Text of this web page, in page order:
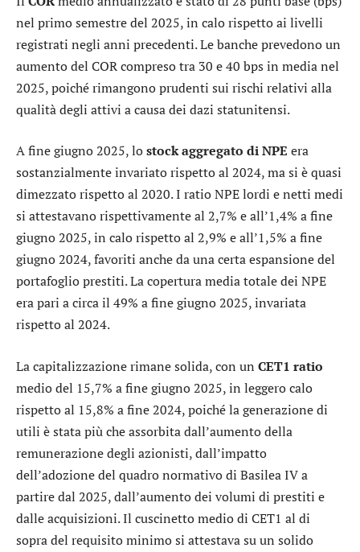
nel primo semestre del 2025, in calo rispetto ai livelli
registrati negli anni precedenti. Le banche prevedono un
aumento del COR compreso tra 30 e 40 bps in media nel
2025, poiché rimangono prudenti sui rischi relativi alla
qualità degli attivi a causa dei dazi statunitensi.
A fine giugno 2025, lostock aggregato di NPE era
sostanzialmente invariato rispetto al 2024, ma si è quasi
dimezzato rispetto al 2020. I ratio NPE lordi e netti medi
si attestavano rispettivamente al 2,7% e all’1,4% a fine
giugno 2025, in calo rispetto al 2,9% e all’1,5% a fine
giugno 2024, favoriti anche da una certa espansione del
portafoglio prestiti. La copertura media totale dei NPE
era pari a circa il 49% a fine giugno 2025, invariata
rispetto al 2024.
La capitalizzazione rimane solida, con un CET1 ratio
medio del 15,7% a fine giugno 2025, in leggero calo
rispetto al 15,8% a fine 2024, poiché la generazione di
utili è stata più che assorbita dall’aumento della
remunerazione degli azionisti, dall’impatto
dell’adozione del quadro normativo di Basilea IV a
partire dal 2025, dall’aumento dei volumi di prestiti e
dalle acquisizioni. Il cuscinetto medio di CET1 al di
sopra del requisito minimo si attestava su un solido